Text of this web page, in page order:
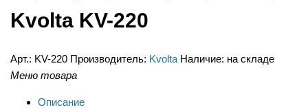
Kvolta KV-220
Арт.: KV-220 Производитель: Kvolta Наличие: на складе
Меню товара
Описание